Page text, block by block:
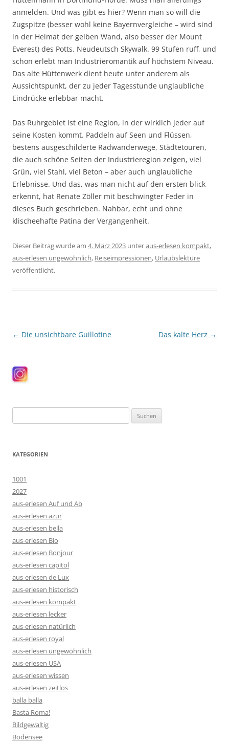
anmelden. Und was gibt es hier? Wenn man so will die
Zugspitze (besser wohl keine Bayernvergleiche – wird sind
in der Heimat der gelben Wand, also besser der Mount
Everest) des Potts. Neudeutsch Skywalk. 99 Stufen ruff, und
schon erlebt man Industrieromantik auf höchstem Niveau.
Das alte Hüttenwerk dient heute unter anderem als
Aussichtspunkt, der zu jeder Tagesstunde unglaubliche
Eindrücke erlebbar macht.
Das Ruhrgebiet ist eine Region, in der wirklich jeder auf
seine Kosten kommt. Paddeln auf Seen und Flüssen,
bestens ausgeschilderte Radwanderwege, Städtetouren,
die auch schöne Seiten der Industrieregion zeigen, viel
Grün, viel Stahl, viel Beton – aber auch unglaubliche
Erlebnisse. Und das, was man nicht auf den ersten blick
erkennt, hat Renate Zöller mit beschwingter Feder in
dieses Buch geschrieben. Nahbar, echt und ohne
klischeehafte Patina der Vergangenheit.
Dieser Beitrag wurde am 4. März 2023 unteraus-erlesen kompakt,
aus-erlesen ungewöhnlich, Reiseimpressionen, Urlaubslektüre
veröffentlicht.
Beitragsnavigation
← Die unsichtbare Guillotine Das kalte Herz →
nach:
KATEGORIEN
1001
2027
aus-erlesen Auf und Ab
aus-erlesen azur
aus-erlesen bella
aus-erlesen Bio
aus-erlesen Bonjour
aus-erlesen capitol
aus-erlesen de Lux
aus-erlesen historisch
aus-erlesen kompakt
aus-erlesen lecker
aus-erlesen natürlich
aus-erlesen royal
aus-erlesen ungewöhnlich
aus-erlesen USA
aus-erlesen wissen
aus-erlesen zeitlos
balla balla
Basta Roma!
Bildgewaltig
Bodensee